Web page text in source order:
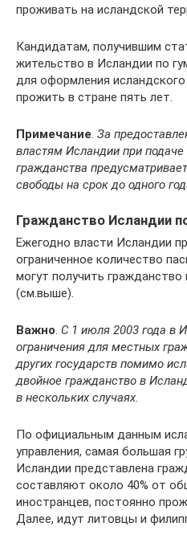
проживать на исландской
Кандидатам, получившим
жительство в Исландии по
для оформления
прожить в стране пять лет.
Примечание За
властям Исландии при подаче
гражданства
свободы на срок до одного
Гражданство Исландии
Ежегодно власти Исландии
ограниченное количество
могут получить
(см.выше).
Важно. С 1 июля 2003 года в
ограничения для местных
других государств помимо
двойное гражданство в
в нескольких случаях.
По официальным данным
управления, самая большая
Исландии представлена
составляют около 40% от
иностранцев, постоянно
Далее, идут литовцы и